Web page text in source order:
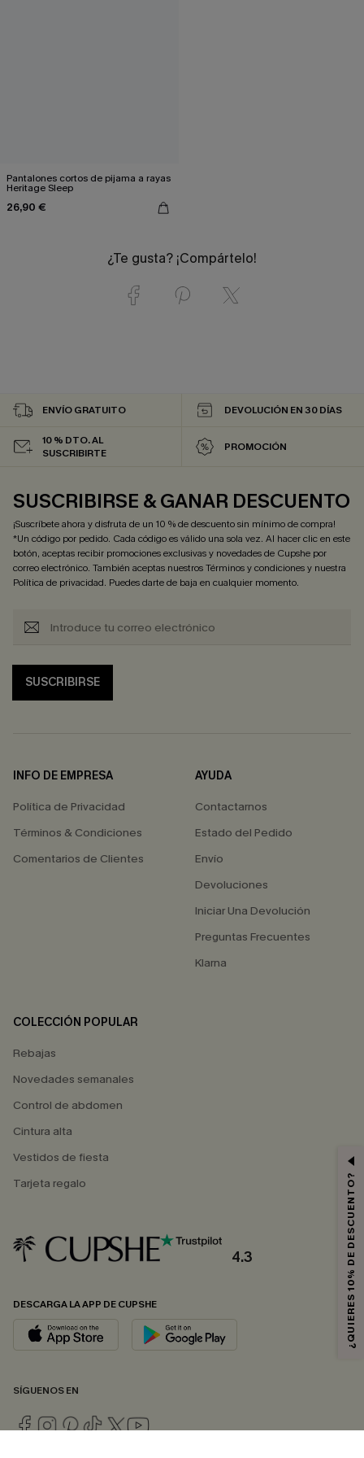
Pantalones cortos de pijama a rayas
Heritage Sleep
26,90 €
¿Te gusta? ¡Compártelo!
ENVÍO GRATUITO DEVOLUCIÓN EN 30 DÍAS
10 % DTO. AL
SUSCRIBIRTE
PROMOCIÓN
SUSCRIBIRSE & GANAR DESCUENTO
¡Suscríbete ahora y disfruta de un 10 % de descuento sin mínimo de compra!
*Un código por pedido. Cada código es válido una sola vez. Al hacer clic en este
botón, aceptas recibir promociones exclusivas y novedades de Cupshe por
correo electrónico. También aceptas nuestrosTérminos y condicionesy nuestra
Política de privacidad. Puedes darte de baja en cualquier momento.
SUSCRIBIRSE
INFO DE EMPRESA
Política de Privacidad
Términos & Condiciones
Comentarios de Clientes
AYUDA
Contactarnos
Estado del Pedido
Envío
Devoluciones
Iniciar Una Devolución
Preguntas Frecuentes
Klarna
COLECCIÓN POPULAR
Rebajas
Novedades semanales
Control de abdomen
Cintura alta
Vestidos de fiesta
Tarjeta regalo
4.3
DESCARGA LA APP DE CUPSHE
SÍGUENOS EN
¿QUIERES 10% DE DESCUENTO?